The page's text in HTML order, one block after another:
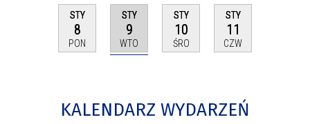
STY
8
PON
STY
9
WTO
STY
10
ŚRO
STY
11
CZW
KALENDARZ WYDARZEŃ